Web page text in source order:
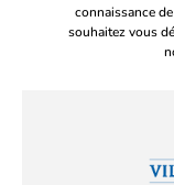
connaissance
souhaitez vous